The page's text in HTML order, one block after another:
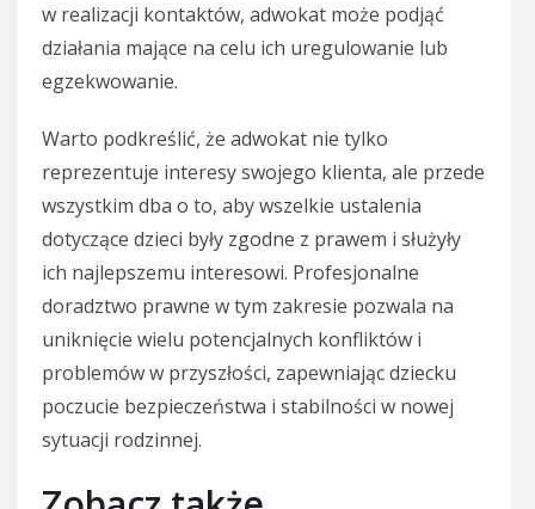
w realizacji kontaktów, adwokat może podjąć
działania mające na celu ich uregulowanie lub
egzekwowanie.
Warto podkreślić, że adwokat nie tylko
reprezentuje interesy swojego klienta, ale przede
wszystkim dba o to, aby wszelkie ustalenia
dotyczące dzieci były zgodne z prawem i służyły
ich najlepszemu interesowi. Profesjonalne
doradztwo prawne w tym zakresie pozwala na
uniknięcie wielu potencjalnych konfliktów i
problemów w przyszłości, zapewniając dziecku
poczucie bezpieczeństwa i stabilności w nowej
sytuacji rodzinnej.